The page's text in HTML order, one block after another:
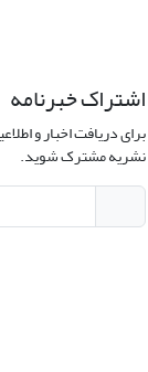
اشتراک خبرنامه
برای دریافت اخبار و
نشریه مشترک شوید.